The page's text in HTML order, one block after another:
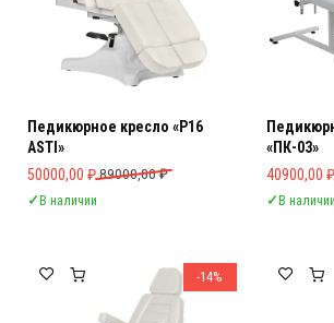
Педикюрное кресло «P16
ASTI»
89000,00₽
Первоначальная цена составляла 89000,00 ₽.
50000,00 ₽
Текущая цена: 50000,00 ₽.
✓В наличии
«ПК-03»
40900,00 ₽
Текущая
✓В наличии
-14%